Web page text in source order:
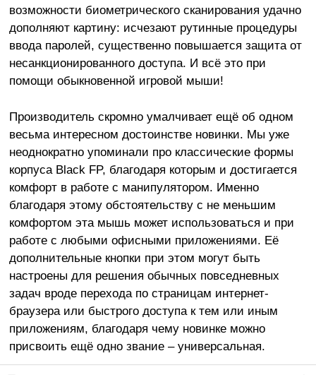
возможности биометрического сканирования удачно
дополняют картину: исчезают рутинные процедуры
ввода паролей, существенно повышается защита от
несанкционированного доступа. И всё это при
помощи обыкновенной игровой мыши!
Производитель скромно умалчивает ещё об одном
весьма интересном достоинстве новинки. Мы уже
неоднократно упоминали про классические формы
корпуса Black FP, благодаря которым и достигается
комфорт в работе с манипулятором. Именно
благодаря этому обстоятельству с не меньшим
комфортом эта мышь может использоваться и при
работе с любыми офисными приложениями. Её
дополнительные кнопки при этом могут быть
настроены для решения обычных повседневных
задач вроде перехода по страницам интернет-
браузера или быстрого доступа к тем или иным
приложениям, благодаря чему новинке можно
присвоить ещё одно звание – универсальная.